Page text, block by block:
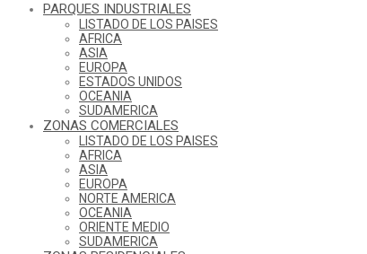
PARQUES INDUSTRIALES
LISTADO DE LOS PAISES
AFRICA
ASIA
EUROPA
ESTADOS UNIDOS
OCEANIA
SUDAMERICA
ZONAS COMERCIALES
LISTADO DE LOS PAISES
AFRICA
ASIA
EUROPA
NORTE AMERICA
OCEANIA
ORIENTE MEDIO
SUDAMERICA